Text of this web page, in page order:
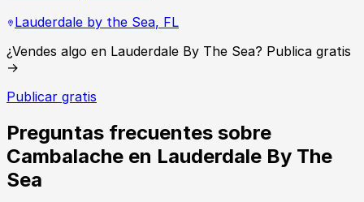
Lauderdale by the Sea, FL
¿Vendes algo en Lauderdale By The Sea? Publica gratis
→
Publicar gratis
Preguntas frecuentes sobre
Cambalache en Lauderdale By The
Sea